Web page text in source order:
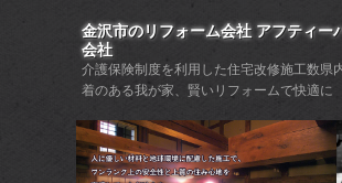
金沢市のリフォーム会社 アフティー
会社
介護保険制度を利用した住宅改修施工数県
着のある我が家、賢いリフォームで快適に